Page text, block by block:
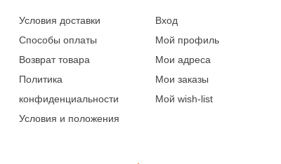
Условия доставки
Способы оплаты
Возврат товара
Политика
конфиденциальности
Условия и положения
Вход
Мой профиль
Мои адреса
Мои заказы
Мой wish-list